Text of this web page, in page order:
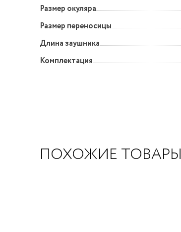
Размер окуляра
Размер переносицы
Длина заушника
Комплектация
ПОХОЖИЕ ТОВАРЫ